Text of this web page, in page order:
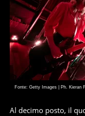
Fonte: Getty Images | Ph. Kieran
Al decimo posto, il